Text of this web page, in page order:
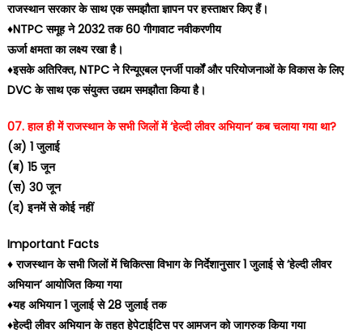
राजस्थान सरकार के साथ एक समझौता ज्ञापन पर हस्ताक्षर किए हैं।
♦️NTPC समूह ने 2032 तक 60 गीगावाट नवीकरणीय
ऊर्जा क्षमता का लक्ष्य रखा है।
♦️इसके अतिरिक्त, NTPC ने रिन्यूएबल एनर्जी पार्कों और परियोजनाओं के विकास के लिए
DVC के साथ एक संयुक्त उद्यम समझौता किया है।
07. हाल ही में राजस्थान के सभी जिलों में ‘हेल्दी लीवर अभियान’ कब चलाया गया था?
(अ) 1 जुलाई
(ब) 15 जून
(स) 30 जून
(द) इनमें से कोई नहीं
Important Facts
♦️ राजस्थान के सभी जिलों में चिकित्सा विभाग के निर्देशानुसार 1 जुलाई से ‘हेल्दी लीवर
अभियान’ आयोजित किया गया
♦️यह अभियान 1 जुलाई से 28 जुलाई तक
♦️हेल्दी लीवर अभियान के तहत हेपेटाईटिस पर आमजन को जागरुक किया गया